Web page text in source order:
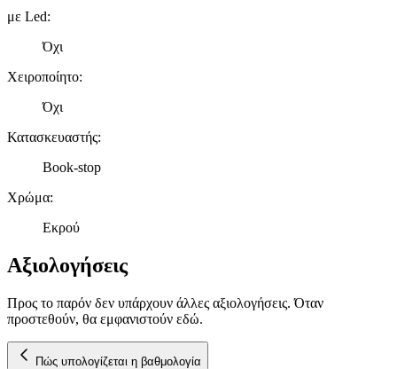
διαφημίσεις και περιεχόμενο, την καλύτερη εικόνα του κοινού
πληροφορίες σχετικά με την από μέρους σας χρήση της
δικτύωσης, διαφημίσεων και ανάλυσης.
με Led:
Όχι
Χειροποίητο:
Όχι
Κατασκευαστής:
Book-stop
Χρώμα:
Εκρού
Αξιολογήσεις
Προς το παρόν δεν υπάρχουν άλλες αξιολογήσεις. Όταν
προστεθούν, θα εμφανιστούν εδώ.
Πώς υπολογίζεται η βαθμολογία